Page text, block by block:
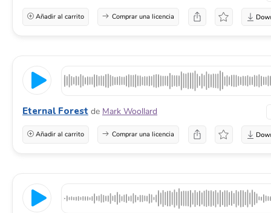
Añadir al carrito Comprar una licencia
Eternal Forest de Mark Woollard
Añadir al carrito Comprar una licencia